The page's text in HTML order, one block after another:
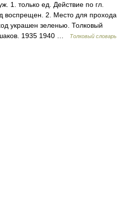
1. только ед. Действие по гл.
воспрещен. 2. Место для прохода
украшен зеленью. Толковый
1935 1940 …
Толковый словарь